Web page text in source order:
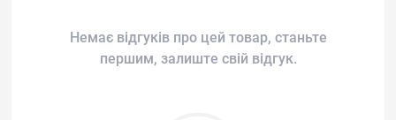
Немає відгуків про цей товар, станьте
першим, залиште свій відгук.